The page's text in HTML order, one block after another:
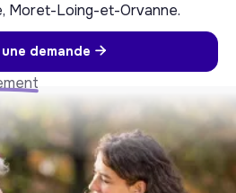
Moret-Loing-et-Orvanne.
demande 